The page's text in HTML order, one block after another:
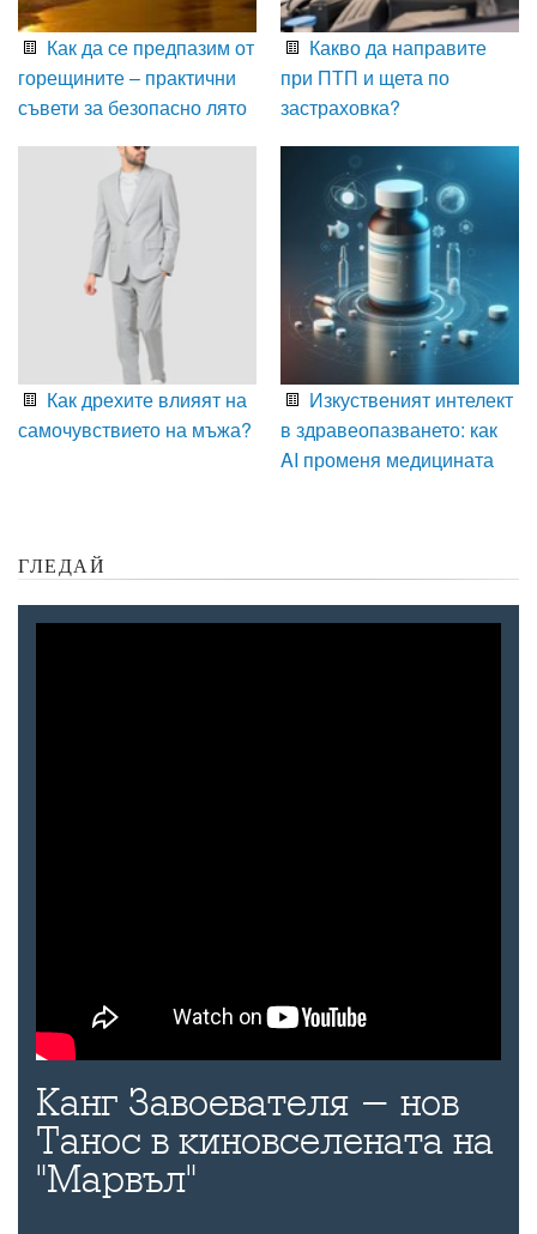
Как да се предпазим от
горещините – практични
съвети за безопасно лято
Какво да направите
при ПТП и щета по
застраховка?
Как дрехите влияят на
самочувствието на мъжа?
Изкуственият интелект
в здравеопазването: как
AI променя медицината
ГЛЕДАЙ
Канг Завоевателя - нов
Танос в киновселената на
"Марвъл"